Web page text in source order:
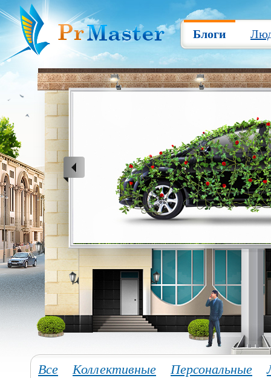
Блоги
Все Коллективные Персональные